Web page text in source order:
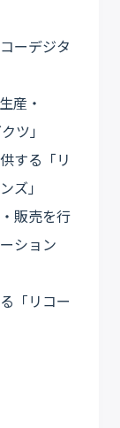
ーデジタ
産・
ツ」
する「リ
ズ」
販売を行
ション
「リコー